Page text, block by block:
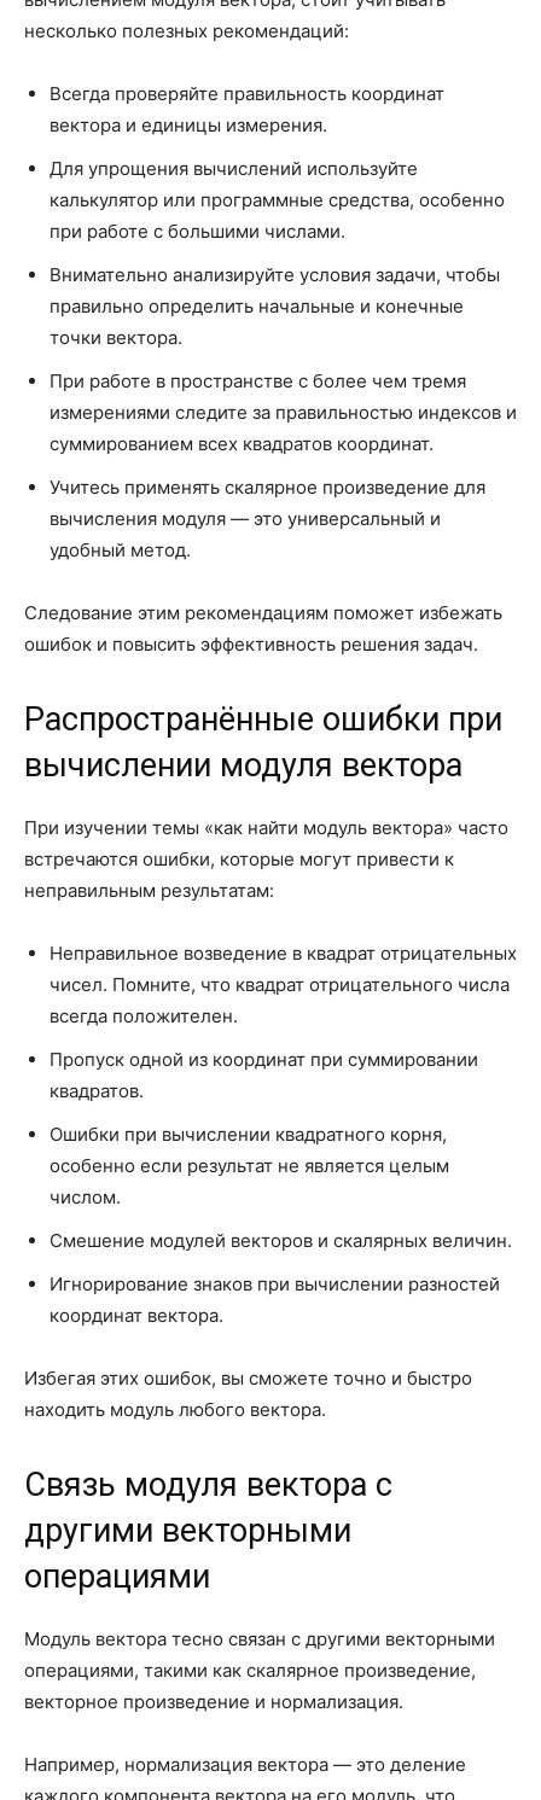
несколько полезных рекомендаций:
Всегда проверяйте правильность координат
вектора и единицы измерения.
Для упрощения вычислений используйте
калькулятор или программные средства, особенно
при работе с большими числами.
Внимательно анализируйте условия задачи, чтобы
правильно определить начальные и конечные
точки вектора.
При работе в пространстве с более чем тремя
измерениями следите за правильностью индексов и
суммированием всех квадратов координат.
Учитесь применять скалярное произведение для
вычисления модуля — это универсальный и
удобный метод.
Следование этим рекомендациям поможет избежать
ошибок и повысить эффективность решения задач.
Распространённые ошибки при
вычислении модуля вектора
При изучении темы «как найти модуль вектора» часто
встречаются ошибки, которые могут привести к
неправильным результатам:
Неправильное возведение в квадрат отрицательных
чисел. Помните, что квадрат отрицательного числа
всегда положителен.
Пропуск одной из координат при суммировании
квадратов.
Ошибки при вычислении квадратного корня,
особенно если результат не является целым
числом.
Смешение модулей векторов и скалярных величин.
Игнорирование знаков при вычислении разностей
координат вектора.
Избегая этих ошибок, вы сможете точно и быстро
находить модуль любого вектора.
Связь модуля вектора с
другими векторными
операциями
Модуль вектора тесно связан с другими векторными
операциями, такими как скалярное произведение,
векторное произведение и нормализация.
Например, нормализация вектора — это деление